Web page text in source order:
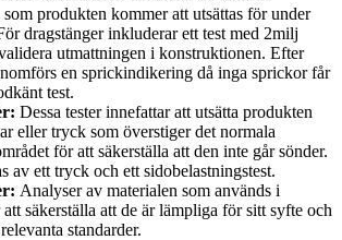
produkten kommer att utsättas för under
dragstänger inkluderar ett test med 2milj
utmattningen i konstruktionen. Efter
en sprickindikering då inga sprickor får
test.
Dessa tester innefattar att utsätta produkten
eller tryck som överstiger det normala
för att säkerställa att den inte går sönder.
av ett tryck och ett sidobelastningstest.
Analyser av materialen som används i
säkerställa att de är lämpliga för sitt syfte och
standarder.